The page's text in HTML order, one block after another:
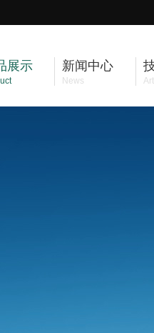
展示 新闻中心
News